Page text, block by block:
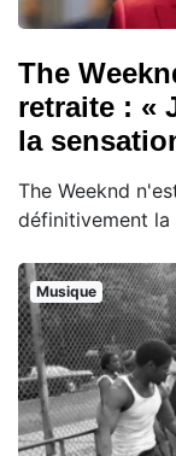
The
retraite : «
la
The Weeknd
définitivement la
Musique